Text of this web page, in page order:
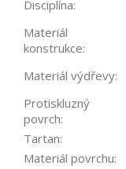
Disciplína:
Materiál
konstrukce:
Materiál výdřevy:
Protiskluzný
povrch:
Tartan:
Materiál povrchu: